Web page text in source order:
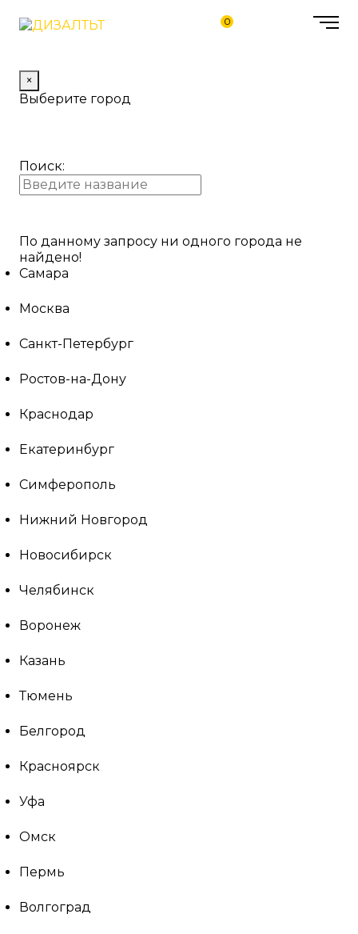
0
×
Выберите город
Поиск:
По данному запросу ни одного города не
найдено!
Самара
Москва
Санкт-Петербург
Ростов-на-Дону
Краснодар
Екатеринбург
Симферополь
Нижний Новгород
Новосибирск
Челябинск
Воронеж
Казань
Тюмень
Белгород
Красноярск
Уфа
Омск
Пермь
Волгоград